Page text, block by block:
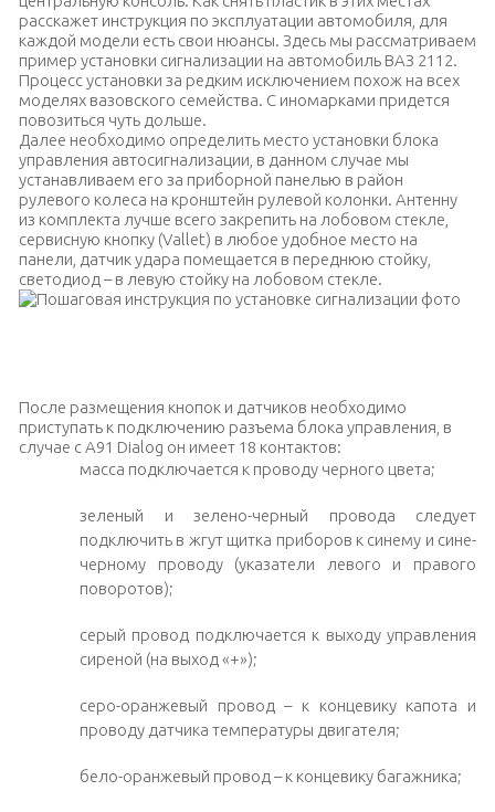
расскажет инструкция по эксплуатации автомобиля, для
каждой модели есть свои нюансы. Здесь мы рассматриваем
пример установки сигнализации на автомобиль ВАЗ 2112.
Процесс установки за редким исключением похож на всех
моделях вазовского семейства. С иномарками придется
повозиться чуть дольше.
Далее необходимо определить место установки блока
управления автосигнализации, в данном случае мы
устанавливаем его за приборной панелью в район
рулевого колеса на кронштейн рулевой колонки. Антенну
из комплекта лучше всего закрепить на лобовом стекле,
сервисную кнопку (Vallet) в любое удобное место на
панели, датчик удара помещается в переднюю стойку,
светодиод – в левую стойку на лобовом стекле.
После размещения кнопок и датчиков необходимо
приступать к подключению разъема блока управления, в
случае с A91 Dialog он имеет 18 контактов:
масса подключается к проводу черного цвета;
зеленый и зелено-черный провода следует
подключить в жгут щитка приборов к синему и сине-
черному проводу (указатели левого и правого
поворотов);
серый провод подключается к выходу управления
сиреной (на выход «+»);
серо-оранжевый провод – к концевику капота и
проводу датчика температуры двигателя;
бело-оранжевый провод – к концевику багажника;